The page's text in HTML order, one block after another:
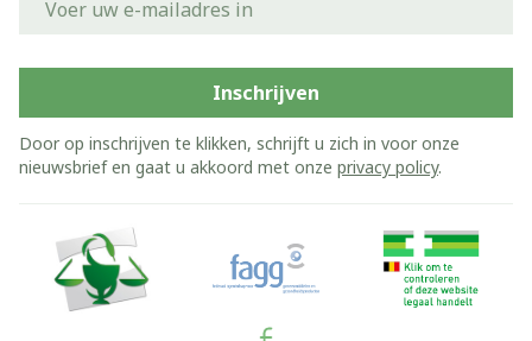
Inschrijven
Door op inschrijven te klikken, schrijft u zich in voor onze
nieuwsbrief en gaat u akkoord met onze privacy policy.